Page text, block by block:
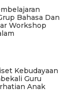
Bahasa Dan
Workshop
Kebudayaan
Guru
Anak